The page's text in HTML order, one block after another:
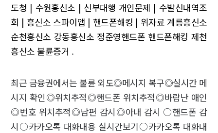
도청 | 수원흥신소 | 신부대행 개인문제 | 수발신내역조
회 | 흥신소 스파이앱 | 핸드폰해킹 | 위자료 계릉흥신소
순천흥신소 강동흥신소 정준영핸드폰 핸드폰해킹 제천
흥신소 불륜증거 .
최근 금융권에서는 불륜 외도◎메시지 복구◎실시간 메
시지 확인◎위치추적◎핸드폰 위치추적◎바람난 애인
◎번호 위치추적◎남편 감시◎아내 감시 ○핸드폰 감
시○카카오톡 대화내용 실시간보기○카카오톡 대화내